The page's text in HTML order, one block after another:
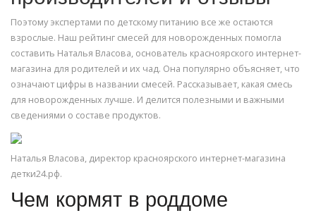
Поэтому экспертами по детскому питанию все же остаются
взрослые. Наш рейтинг смесей для новорожденных помогла
составить Наталья Власова, основатель красноярского интернет-
магазина для родителей и их чад. Она популярно объясняет, что
означают цифры в названии смесей. Рассказывает, какая смесь
для новорожденных лучше. И делится полезными и важными
сведениями о составе продуктов.
Наталья Власова, директор красноярского интернет-магазина
детки24.рф.
Чем кормят в роддоме